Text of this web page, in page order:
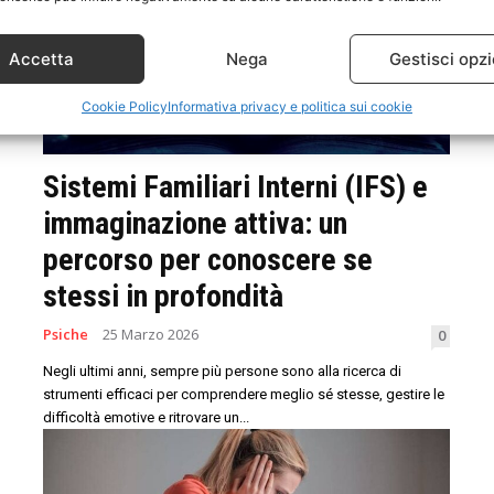
Accetta Nega Gestisci
Cookie PolicyInformativa privacy e politica sui cookie
Sistemi Familiari Interni (IFS) e
immaginazione attiva: un
percorso per conoscere se
stessi in profondità
Psiche 25 Marzo 2026 0
Negli ultimi anni, sempre più persone sono alla ricerca di
strumenti efficaci per comprendere meglio sé stesse, gestire le
difficoltà emotive e ritrovare un...